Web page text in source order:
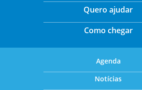
Quero ajudar
Como chegar
Agenda
Notícias